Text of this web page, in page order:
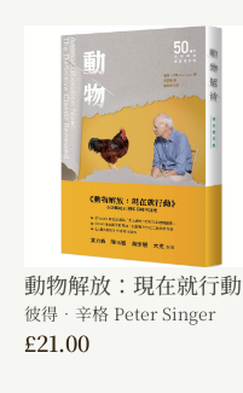
動物解放：現在就行動
彼得．辛格 Peter Singer
£21.00